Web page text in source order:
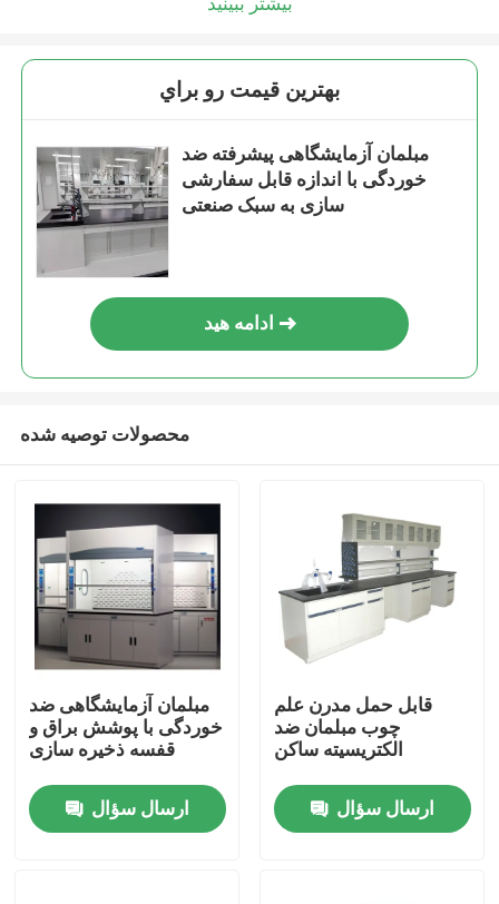
خانه
بهترين قيمت رو براي
مبلمان آزمایشگاهی پیشرفته ضد
خوردگی با اندازه قابل سفارشی
سازی به سبک صنعتی
ادامه هید
محصولات توصیه شده
مبلمان آزمایشگاهی ضد
خوردگی با پوشش براق و
قفسه ذخیره سازی
ارسال سؤال
قابل حمل مدرن علم
چوب مبلمان ضد
الکتریسیته ساکن
ارسال سؤال